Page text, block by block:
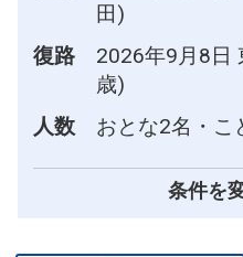
田)
復路
2026年9月8日
歳)
人数
おとな2名・こ
条件を